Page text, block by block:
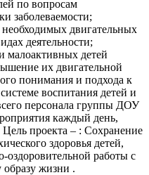
по вопросам
заболеваемости;
двигательных
деятельности;
малоактивных детей
их двигательной
понимания и подхода к
воспитания детей и
персонала группы ДОУ
каждый день,
проекта – : Сохранение
здоровья детей,
оздоровительной работы с
жизни .